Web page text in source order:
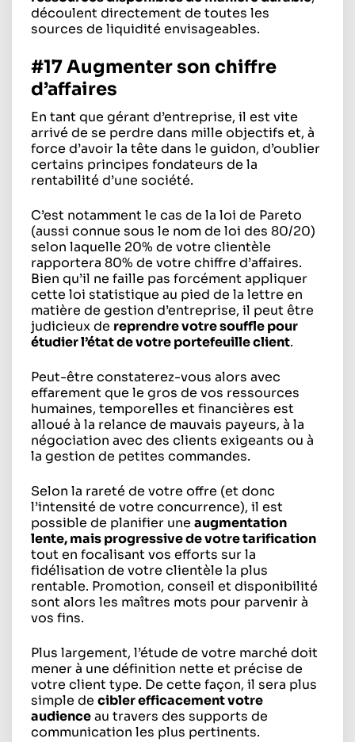
découlent directement de toutes les
sources de liquidité envisageables.
#17 Augmenter son chiffre
d’affaires
En tant que gérant d’entreprise, il est vite
arrivé de se perdre dans mille objectifs et, à
force d’avoir la tête dans le guidon, d’oublier
certains principes fondateurs de la
rentabilité d’une société.
C’est notamment le cas de la loi de Pareto
(aussi connue sous le nom de loi des 80/20)
selon laquelle 20% de votre clientèle
rapportera 80% de votre chiffre d’affaires.
Bien qu’il ne faille pas forcément appliquer
cette loi statistique au pied de la lettre en
matière de gestion d’entreprise, il peut être
judicieux de reprendre votre souffle pour
étudier l’état de votre portefeuille client.
Peut-être constaterez-vous alors avec
effarement que le gros de vos ressources
humaines, temporelles et financières est
alloué à la relance de mauvais payeurs, à la
négociation avec des clients exigeants ou à
la gestion de petites commandes.
Selon la rareté de votre offre (et donc
l’intensité de votre concurrence), il est
possible de planifier une augmentation
lente, mais progressive de votre tarification
tout en focalisant vos efforts sur la
fidélisation de votre clientèle la plus
rentable. Promotion, conseil et disponibilité
sont alors les maîtres mots pour parvenir à
vos fins.
Plus largement, l’étude de votre marché doit
mener à une définition nette et précise de
votre client type. De cette façon, il sera plus
simple de cibler efficacement votre
audienceau travers des supports de
communication les plus pertinents.